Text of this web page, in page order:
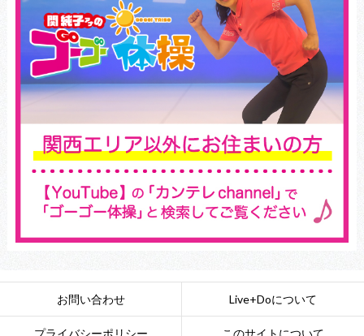
お問い合わせ Live+Doについて